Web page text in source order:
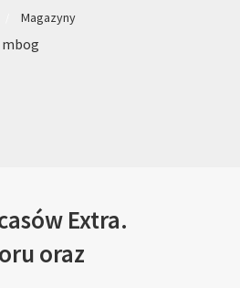
Magazyny
Extra.
oraz